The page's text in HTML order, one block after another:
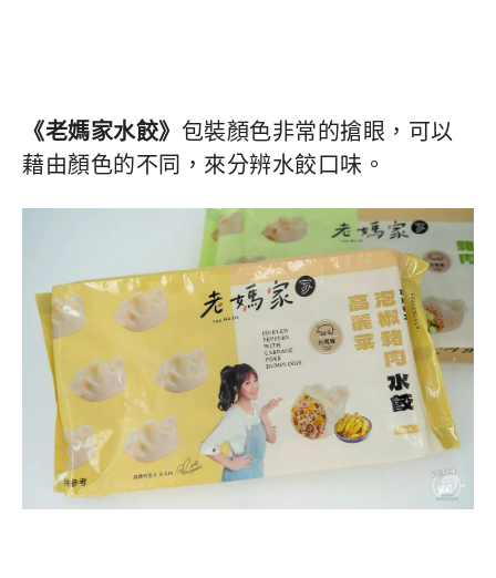
《老媽家水餃》 包裝顏色非常的搶眼，可以
藉由顏色的不同，來分辨水餃口味。